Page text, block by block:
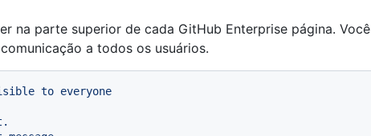
na parte superior de cada GitHub Enterprise página. Você
a todos os usuários.
to everyone